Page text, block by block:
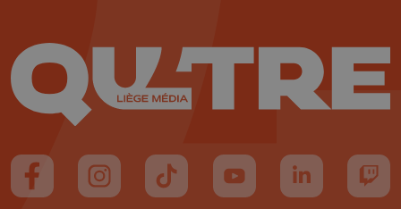
Suivez-nous sur FaceBook
Suivez-nous sur Instagram
Suivez-nous sur TikTok
Suivez-nous sur YouTube
Suivez-nous